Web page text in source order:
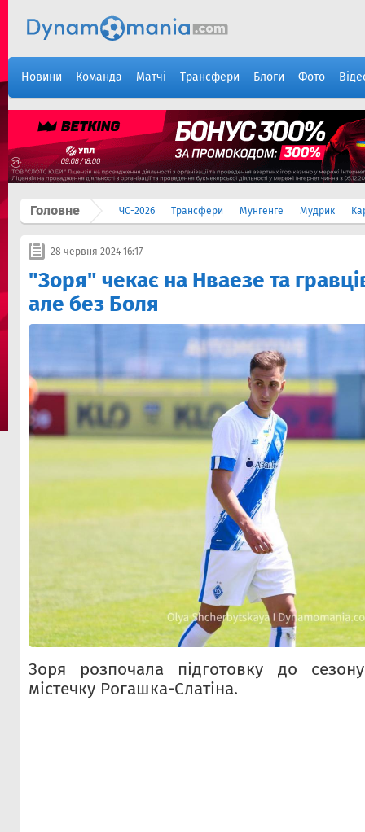
Новини Команда Матчі Трансфери Блоги Фото
Головне ЧС-2026 Трансфери Мунгенге Мудрик
28 червня 2024 16:17
"Зоря" чекає на Нваезе та
але без Боля
Зоря розпочала підготовку до
містечку Рогашка-Слатіна.